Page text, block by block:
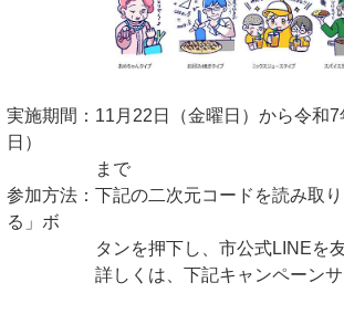
実施期間：11月22日（金曜日）から令和
日）
まで
参加方法：下記の二次元コードを読み取
る」ボ
タンを押下し、市公式LINEを友だ
詳しくは、下記キャンペーンサイ